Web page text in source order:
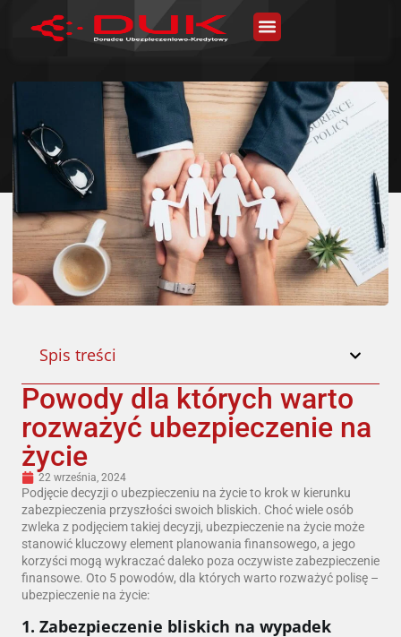
Spis treści
Powody dla których warto
rozważyć ubezpieczenie na
życie
22 września, 2024
Podjęcie decyzji o ubezpieczeniu na życie to krok w kierunku
zabezpieczenia przyszłości swoich bliskich. Choć wiele osób
zwleka z podjęciem takiej decyzji, ubezpieczenie na życie może
stanowić kluczowy element planowania finansowego, a jego
korzyści mogą wykraczać daleko poza oczywiste zabezpieczenie
finansowe. Oto 5 powodów, dla których warto rozważyć polisę –
ubezpieczenie na życie:
1. Zabezpieczenie bliskich na wypadek